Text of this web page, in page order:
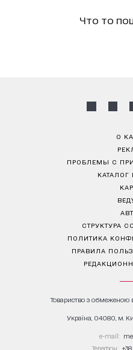
Что то
О
ПРОБЛЕМЫ С
КАТАЛОГ
СТРУКТУРА
ПОЛИТИКА
ПРАВИЛА
Товариство з обмеженою
Україна, 04080, м.
е-mail:
Телефон: